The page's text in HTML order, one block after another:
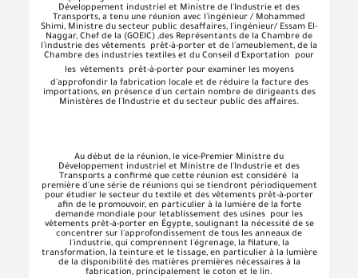
Développement industriel et Ministre de l'Industrie et des
Transports, a tenu une réunion avec l'ingénieur / Mohammed
Shimi, Ministre du secteur public desaffaires, l'ingénieur/ Essam El-
Naggar, Chef de la (GOEIC) ,des Représentants de la Chambre de
l'industrie des vêtements prêt-à-porter et de l'ameublement, de la
Chambre des industries textiles et du Conseil d'Exportation pour
les vêtements prêt-à-porter pour examiner les moyens
d'approfondir la fabrication locale et de réduire la facture des
importations, en présence d'un certain nombre de dirigeants des
Ministères de l'Industrie et du secteur public des affaires.
Au début de la réunion, le vice-Premier Ministre du
Développement industriel et Ministre de l'Industrie et des
Transports a confirmé que cette réunion est considéré la
première d'une série de réunions qui se tiendront périodiquement
pour étudier le secteur du textile et des vêtements prêt-à-porter
afin de le promouvoir, en particulier à la lumière de la forte
demande mondiale pour letablissement des usines pour les
vêtements prêt-à-porter en Égypte, soulignant la nécessité de se
concentrer sur l'approfondissement de tous les anneaux de
l'industrie, qui comprennent l'égrenage, la filature, la
transformation, la teinture et le tissage, en particulier à la lumière
de la disponibilité des matières premières nécessaires à la
fabrication, principalement le coton et le lin.